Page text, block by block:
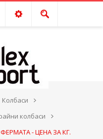
Колбаси
колбаси
- ЦЕНА ЗА КГ.